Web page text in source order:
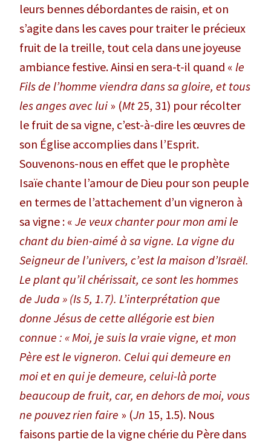
leurs bennes débordantes de raisin, et on
s’agite dans les caves pour traiter le précieux
fruit de la treille, tout cela dans une joyeuse
ambiance festive. Ainsi en sera-t-il quand « le
Fils de l’homme viendra dans sa gloire, et tous
les anges avec lui » (Mt 25, 31) pour récolter
le fruit de sa vigne, c’est-à-dire les œuvres de
son Église accomplies dans l’Esprit.
Souvenons-nous en effet que le prophète
Isaïe chante l’amour de Dieu pour son peuple
en termes de l’attachement d’un vigneron à
sa vigne : « Je veux chanter pour mon ami le
chant du bien-aimé à sa vigne. La vigne du
Seigneur de l’univers, c’est la maison d’Israël.
Le plant qu’il chérissait, ce sont les hommes
de Juda » (Is5, 1.7). L’interprétation que
donne Jésus de cette allégorie est bien
connue : « Moi, je suis la vraie vigne, et mon
Père est le vigneron. Celui qui demeure en
moi et en qui je demeure, celui-là porte
beaucoup de fruit, car, en dehors de moi, vous
ne pouvez rien faire » (Jn 15, 1.5). Nous
faisons partie de la vigne chérie du Père dans